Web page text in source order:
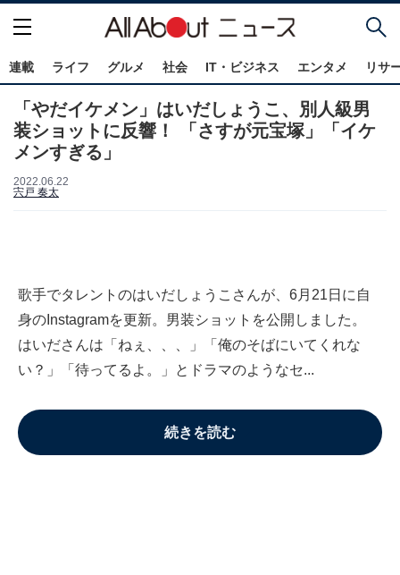
連載 ライフ グルメ 社会 IT・ビジネス エンタメ リサ
「やだイケメン」はいだしょうこ、別人級男
装ショットに反響！ 「さすが元宝塚」「イケ
メンすぎる」
2022.06.22
宍戸 奏太
歌手でタレントのはいだしょうこさんが、6月21日に自
身のInstagramを更新。男装ショットを公開しました。
はいださんは「ねぇ、、、」「俺のそばにいてくれな
い？」「待ってるよ。」とドラマのようなセ...
続きを読む